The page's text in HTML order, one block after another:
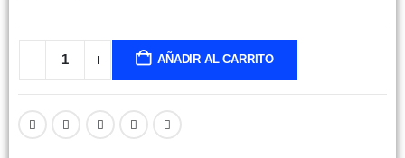
AÑADIR AL CARRITO